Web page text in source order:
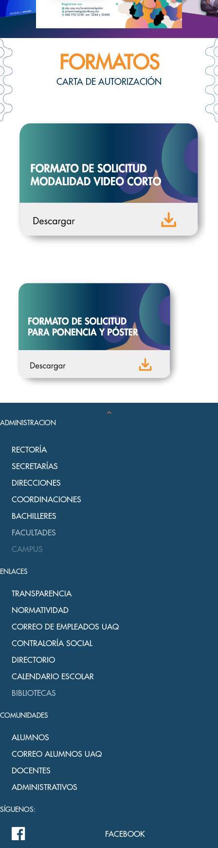
FORMATOS
CARTA DE AUTORIZACIÓN
ADMINISTRACION
RECTORÍA
SECRETARÍAS
DIRECCIONES
COORDINACIONES
BACHILLERES
FACULTADES
CAMPUS
ENLACES
TRANSPARENCIA
NORMATIVIDAD
CORREO DE EMPLEADOS UAQ
CONTRALORÍA SOCIAL
DIRECTORIO
CALENDARIO ESCOLAR
BIBLIOTECAS
COMUNIDADES
ALUMNOS
CORREO ALUMNOS UAQ
DOCENTES
ADMINISTRATIVOS
SÍGUENOS:
FACEBOOK